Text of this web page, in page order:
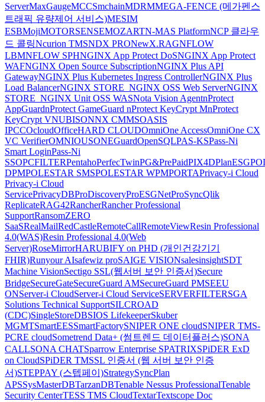
ServerMaxGaugeMCCSmchainMDRMMEGA-FENCE (메가펜스
트래픽 유량제어 서비스)MESIM
ESBMojiMOTORSENSEMOZARTN-MAS PlatformNCP 클라우
드 콜링Ncurion TMSNDX PRONewX.RAGNFLOW
LBMNFLOW SPHNGINX App Protect DoSNGINX App Protect
WAFNGINX Open Source SubscriptionNGINX Plus API
GatewayNGINX Plus Kubernetes Ingress ControllerNGINX Plus
Load BalancerNGINX STORE_NGINX OSS Web ServerNGINX
STORE_NGINX Unit OSS WASNota Vision AgentnProtect
AppGuardnProtect GameGuard nProtect KeyCrypt MnProtect
KeyCrypt VNUBISONNX CMMSOASIS
IPCCOcloudOfficeHARD CLOUDOmniOne AccessOmniOne CX
VC VerifierOMNIOUSONEGuardOpenSQLPAS-KSPass-Ni
Smart LoginPass-Ni
SSOPCFILTERPentahoPerfecTwinPG&PrePaidPIX4DPlanESG
DPMPOLESTAR SMSPOLESTAR WPMPORTAPrivacy-i Cloud
Privacy-i Cloud
ServicePrivacyDBProDiscoveryProESGNetProSyncQlik
ReplicateRAG42RancherRancher Professional
SupportRansomZERO
SaaSRealMailRedCastleRemoteCallRemoteViewResin Professional
4.0(WAS)Resin Professional 4.0(Web
Server)RoseMirrorHARUBIFY on PHD (개인건강기기
FHIR)Runyour AIsafewiz proSAIGE VISIONsalesinsightSDT
Machine VisionSectigo SSL(웹서버 보안 인증서)Secure
BridgeSecureGateSecureGuard AMSecureGuard PMSEEU
ONServer-i CloudServer-i Cloud ServiceSERVERFILTERSGA
Solutions Technical SupportSILCROAD
(CDC)SingleStoreDBSIOS LifekeeperSkuber
MGMTSmartEESSmartFactorySNIPER ONE cloudSNIPER TMS-
PCRE cloudSometrend Data+ (썸트렌드 데이터플러스)SONA
CALLSONA CHATSparrow Enterprise SPATRIXSPiDER ExD
on CloudSPiDER TMSSL 인증서 (웹 서버 보안 인증
서)STEPPAY (스텝페이)StrategySyncPlan
APSSysMasterDBTarzanDBTenable Nessus ProfessionalTenable
Security CenterTESS TMS CloudTextarTextscope Doc